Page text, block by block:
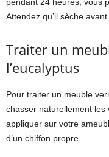
pendant 24 heures, vous
Attendez qu’il sèche
Traiter un
l’eucalyptus
Pour traiter un meuble
chasser naturellement
appliquer sur votre
d’un chiffon propre.